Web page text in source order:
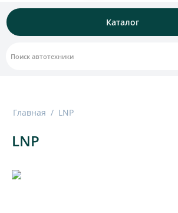
Каталог
Главная / LNP
LNP